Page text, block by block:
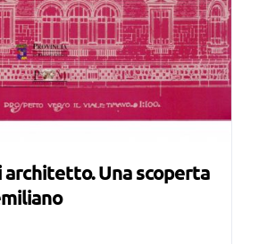
architetto. Una scoperta